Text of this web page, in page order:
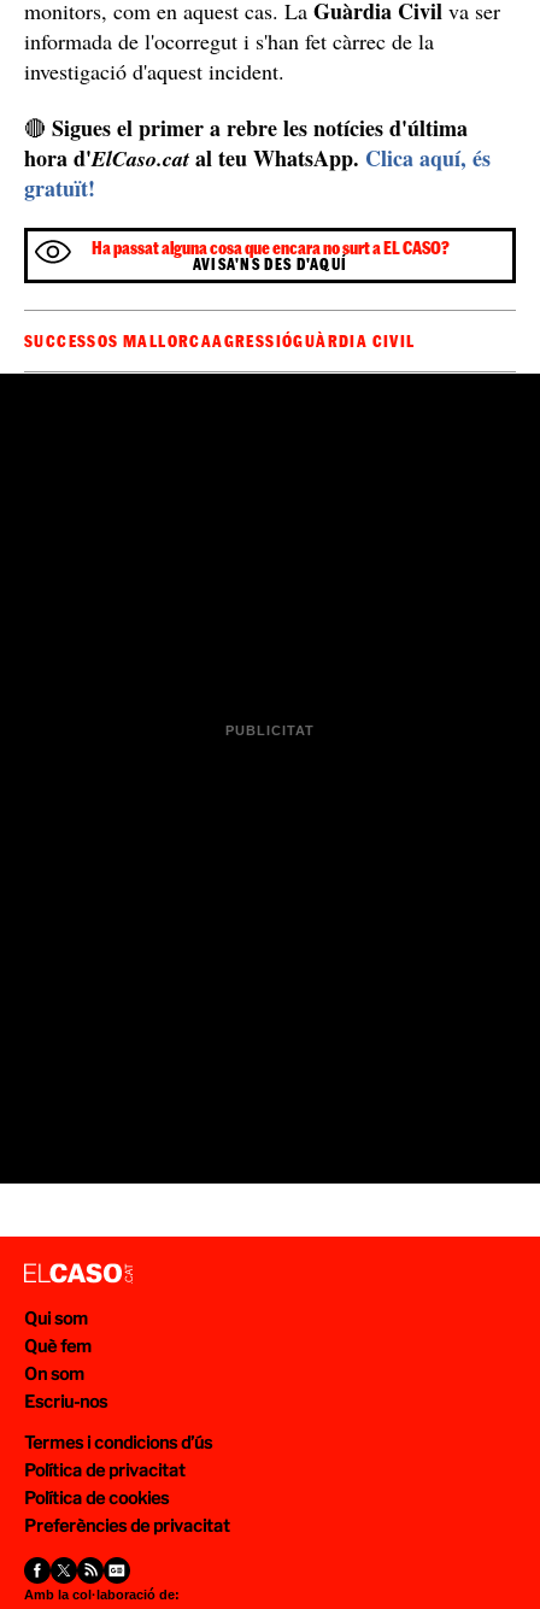
monitors, com en aquest cas. La Guàrdia Civil va ser
informada de l'ocorregut i s'han fet càrrec de la
investigació d'aquest incident.
🔴 Sigues el primer a rebre les notícies d'última
hora d'ElCaso.cat al teu WhatsApp. Clica aquí, és
gratuït!
Ha passat alguna cosa que encara no surt a EL CASO?
AVISA'NS DES D'AQUÍ
SUCCESSOS MALLORCAAGRESSIÓGUÀRDIA CIVIL
Qui som
Què fem
On som
Escriu-nos
Termes i condicions d’ús
Política de privacitat
Política de cookies
Preferències de privacitat
Amb la col·laboració de: